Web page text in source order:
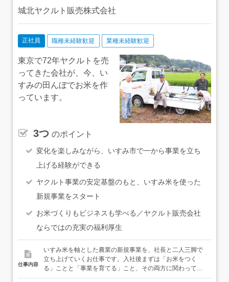
や適性に応じて仕事の幅を広げていただきます。★ひとつ
でもあなたのスキルを活かせる業務があれば、ぜひ応募を
りません。長く働く中で、少しずつ活躍の場を広げていけ
城北ヤクルト販売株式会社
正社員 職種未経験歓迎 業種未経験歓迎
東京で72年ヤクルトを売
ってきた会社が、今、い
すみの田んぼでお米を作
っています。
3つ のポイント
変化を楽しみながら、いすみ市で一から事業を立ち
上げる経験ができる
ヤクルト事業の安定基盤のもと、いすみ米を使った
新規事業をスタート
お米づくりもビジネスも学べる／ヤクルト販売会社
ならではの充実の福利厚生
仕事内容
いすみ米を軸とした農業の新規事業を、社長と二人三脚で
立ち上げていくお仕事です。入社後まずは「お米をつく
る」ことと「事業を育てる」こと、その両方に関わってい
ただきます。＜具体的には＞（1）お米をつくるまずは自